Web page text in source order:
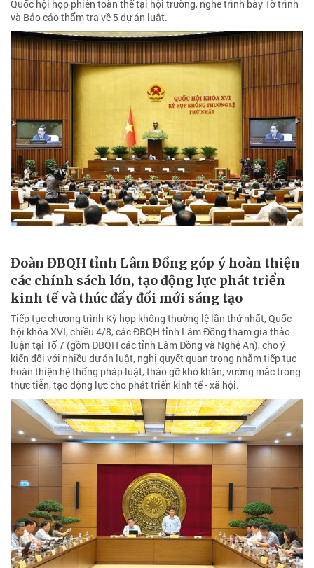
Quốc hội họp phiên toàn thể tại hội trường, nghe trình bày Tờ trình
và Báo cáo thẩm tra về 5 dự án luật.
Đoàn ĐBQH tỉnh Lâm Đồng góp ý hoàn thiện
các chính sách lớn, tạo động lực phát triển
kinh tế và thúc đẩy đổi mới sáng tạo
Tiếp tục chương trình Kỳ họp không thường lệ lần thứ nhất, Quốc
hội khóa XVI, chiều 4/8, các ĐBQH tỉnh Lâm Đồng tham gia thảo
luận tại Tổ 7 (gồm ĐBQH các tỉnh Lâm Đồng và Nghệ An), cho ý
kiến đối với nhiều dự án luật, nghị quyết quan trọng nhằm tiếp tục
hoàn thiện hệ thống pháp luật, tháo gỡ khó khăn, vướng mắc trong
thực tiễn, tạo động lực cho phát triển kinh tế - xã hội.